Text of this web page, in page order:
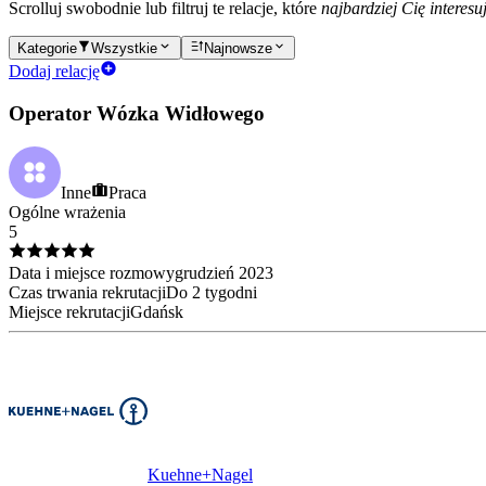
Scrolluj swobodnie lub filtruj te relacje, które najbardziej Cię
Kategorie Wszystkie Najnowsze
Dodaj relację
Operator Wózka Widłowego
Inne
Praca
Ogólne wrażenia
5
Data i miejsce rozmowygrudzień 2023
Czas trwania rekrutacjiDo 2 tygodni
Miejsce rekrutacjiGdańsk
Kuehne+Nagel